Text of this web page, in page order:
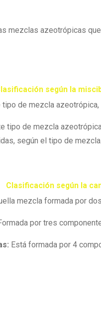
mezclas azeotrópicas
según la
tipo de mezcla
tipo de mezcla
según el tipo de mezcla.
Clasificación según la
mezcla formada por
por tres
Está formada por 4